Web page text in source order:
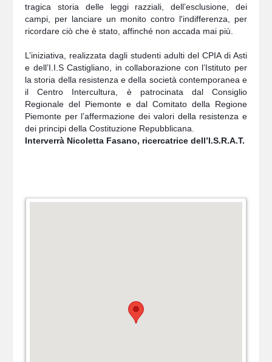
tragica storia delle leggi razziali, dell’esclusione, dei
campi, per lanciare un monito contro l'indifferenza, per
ricordare ciò che è stato, affinché non accada mai più.
L’iniziativa, realizzata dagli studenti adulti del CPIA di Asti
e dell’I.I.S Castigliano, in collaborazione con l’Istituto per
la storia della resistenza e della società contemporanea e
il Centro Intercultura, è patrocinata dal Consiglio
Regionale del Piemonte e dal Comitato della Regione
Piemonte per l’affermazione dei valori della resistenza e
dei principi della Costituzione Repubblicana.
Interverrà Nicoletta Fasano, ricercatrice dell’I.S.R.A.T.